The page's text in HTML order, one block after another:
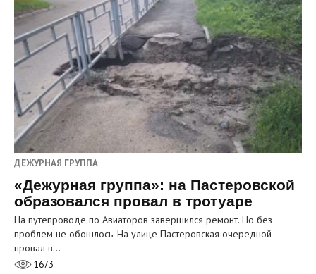
ДЕЖУРНАЯ ГРУППА
«Дежурная группа»: на Пастеровской
образовался провал в тротуаре
На путепроводе по Авиаторов завершился ремонт. Но без
проблем не обошлось. На улице Пастеровская очередной
провал в…
1673